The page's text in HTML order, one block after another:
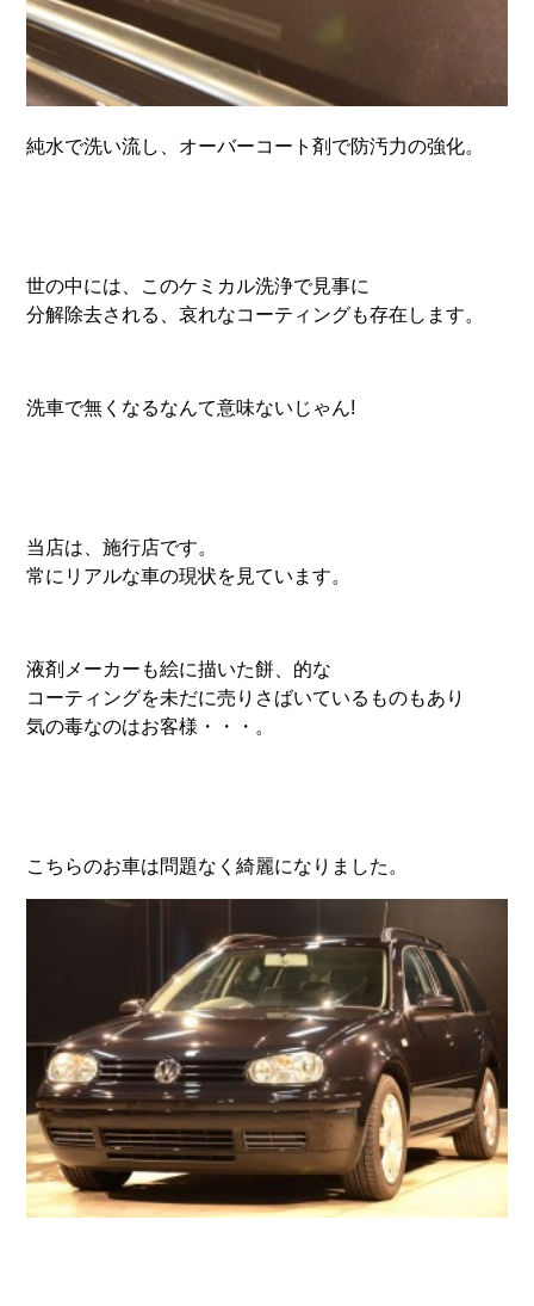
純水で洗い流し、オーバーコート剤で防汚力の強化。
世の中には、このケミカル洗浄で見事に
分解除去される、哀れなコーティングも存在します。
洗車で無くなるなんて意味ないじゃん!
当店は、施行店です。
常にリアルな車の現状を見ています。
液剤メーカーも絵に描いた餅、的な
コーティングを未だに売りさばいているものもあり
気の毒なのはお客様・・・。
こちらのお車は問題なく綺麗になりました。